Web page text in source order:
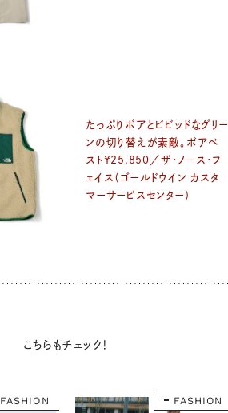
たっぷりボアとビビッドなグリー
ンの切り替えが素敵。ボアベ
スト¥25,850／ザ・ノース・フ
ェイス（ゴールドウイン カスタ
マーサービスセンター）
こちらもチェック！
FASHION FASHION